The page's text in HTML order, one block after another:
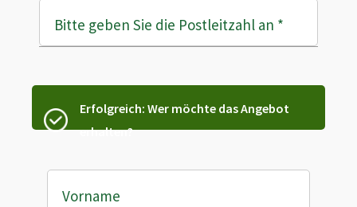
Bitte geben Sie die Postleitzahl an *
Erfolgreich: Wer möchte das Angebot
erhalten?
Vorname